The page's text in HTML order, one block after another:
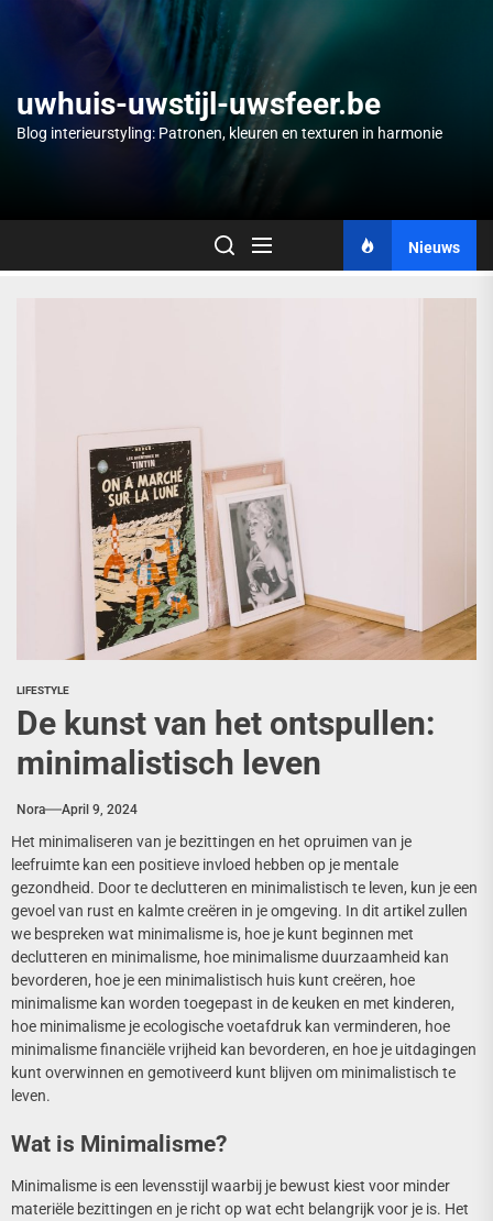
uwhuis-uwstijl-uwsfeer.be
Blog interieurstyling: Patronen, kleuren en texturen in harmonie
Nieuws
LIFESTYLE
De kunst van het ontspullen:
minimalistisch leven
Nora April 9, 2024
Het minimaliseren van je bezittingen en het opruimen van je
leefruimte kan een positieve invloed hebben op je mentale
gezondheid. Door te declutteren en minimalistisch te leven, kun je een
gevoel van rust en kalmte creëren in je omgeving. In dit artikel zullen
we bespreken wat minimalisme is, hoe je kunt beginnen met
declutteren en minimalisme, hoe minimalisme duurzaamheid kan
bevorderen, hoe je een minimalistisch huis kunt creëren, hoe
minimalisme kan worden toegepast in de keuken en met kinderen,
hoe minimalisme je ecologische voetafdruk kan verminderen, hoe
minimalisme financiële vrijheid kan bevorderen, en hoe je uitdagingen
kunt overwinnen en gemotiveerd kunt blijven om minimalistisch te
leven.
Wat is Minimalisme?
Minimalisme is een levensstijl waarbij je bewust kiest voor minder
materiële bezittingen en je richt op wat echt belangrijk voor je is. Het